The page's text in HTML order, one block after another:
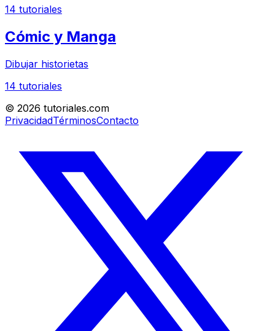
14 tutoriales
Cómic y Manga
Dibujar historietas
14 tutoriales
© 2026 tutoriales.com
PrivacidadTérminosContacto